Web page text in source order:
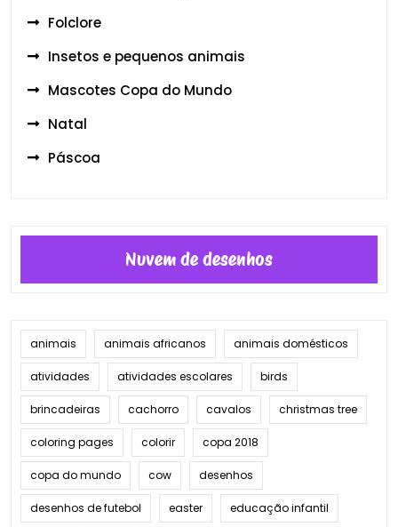
Folclore
Insetos e pequenos animais
Mascotes Copa do Mundo
Natal
Páscoa
Nuvem de desenhos
animais animais africanos animais domésticos
atividades atividades escolares birds
brincadeiras cachorro cavalos christmas tree
coloring pages colorir copa 2018
copa do mundo cow desenhos
desenhos de futebol easter educação infantil